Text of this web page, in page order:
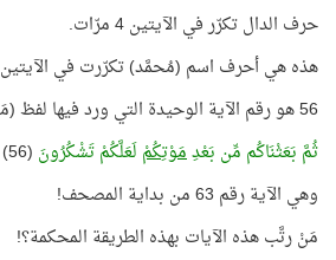
حرف الدال تكرّر في الآيتين 4 مرّات.
هذه هي أحرف اسم (مُحمَّد) تكرّرت في الآيتين 56 مرّة!
56 هو رقم الآية الوحيدة التي ورد فيها لفظ (مَوْتِكُمْ)!
ثُمَّ بَعَثْنَاكُم مِّن بَعْدِمَوْتِكُمْلَعَلَّكُمْ تَشْكُرُونَ (56) البقرة
وهي الآية رقم 63 من بداية المصحف!
مَنْ رتَّب هذه الآيات بهذه الطريقة المحكمة؟!